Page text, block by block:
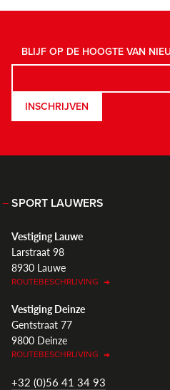
BLIJF OP DE HOOGTE VAN
INSCHRIJVEN
SPORT LAUWERS
Vestiging Lauwe
Larstraat 98
8930 Lauwe
ROUTEBESCHRIJVING
Vestiging Deinze
Gentstraat 77
9800 Deinze
ROUTEBESCHRIJVING
+32 (0)56 41 34 93